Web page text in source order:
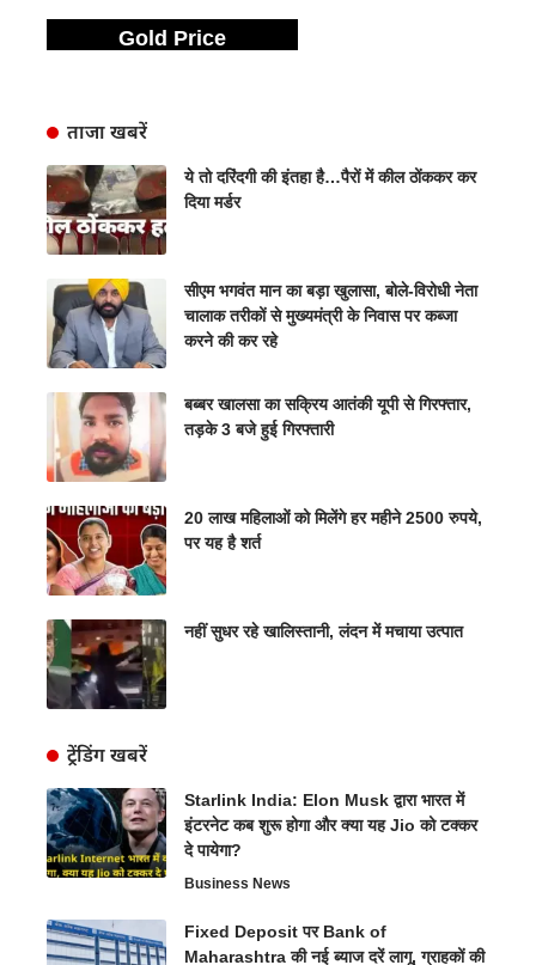
Gold Price
ताजा खबरें
ये तो दरिंदगी की इंतहा है…पैरों में कील ठोंककर कर
दिया मर्डर
सीएम भगवंत मान का बड़ा खुलासा, बोले-विरोधी नेता
चालाक तरीकों से मुख्यमंत्री के निवास पर कब्जा
करने की कर रहे
बब्बर खालसा का सक्रिय आतंकी यूपी से गिरफ्तार,
तड़के 3 बजे हुई गिरफ्तारी
20 लाख महिलाओं को मिलेंगे हर महीने 2500 रुपये,
पर यह है शर्त
नहीं सुधर रहे खालिस्तानी, लंदन में मचाया उत्पात
ट्रेंडिंग खबरें
Starlink India: Elon Musk द्वारा भारत में
इंटरनेट कब शुरू होगा और क्या यह Jio को टक्कर
दे पायेगा?
Business News
Fixed Deposit पर Bank of
Maharashtra की नई ब्याज दरें लागू, ग्राहकों की